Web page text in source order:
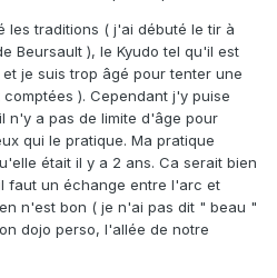
les traditions ( j'ai débuté le tir à
Beursault ), le Kyudo tel qu'il est
je suis trop âgé pour tenter une
). Cependant j'y puise
n'y a pas de limite d'âge pour
qui le pratique. Ma pratique
était il y a 2 ans. Ca serait bien
faut un échange entre l'arc et
n'est bon ( je n'ai pas dit " beau "
dojo perso, l'allée de notre